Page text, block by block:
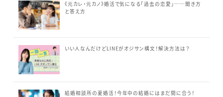
《元カレ・元カノ》婚活で気になる「過去の恋愛」──聞き方
と答え方
いい人なんだけどLINEがオジサン構文！解決方法は？
結婚相談所の夏婚活！今年中の結婚にはまだ間に合う！